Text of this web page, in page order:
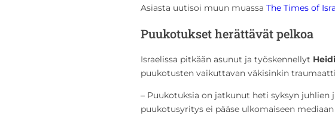
Asiasta uutisoi muun muassa The Times of
Puukotukset herättävät pelkoa
Israelissa pitkään asunut ja työskennellyt
puukotusten vaikuttavan väkisinkin
– Puukotuksia on jatkunut heti syksyn juhlien
puukotusyritys ei pääse ulkomaiseen